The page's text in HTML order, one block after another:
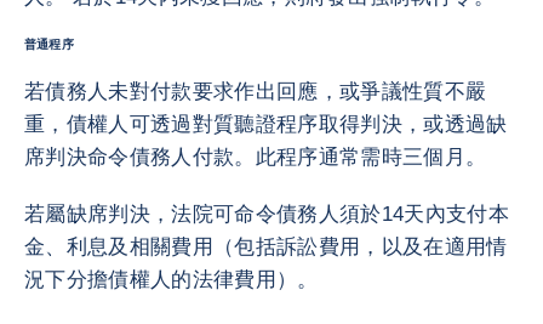
普通程序
若債務人未對付款要求作出回應，或爭議性質不嚴
重，債權人可透過對質聽證程序取得判決，或透過缺
席判決命令債務人付款。此程序通常需時三個月。
若屬缺席判決，法院可命令債務人須於14天內支付本
金、利息及相關費用（包括訴訟費用，以及在適用情
況下分擔債權人的法律費用）。